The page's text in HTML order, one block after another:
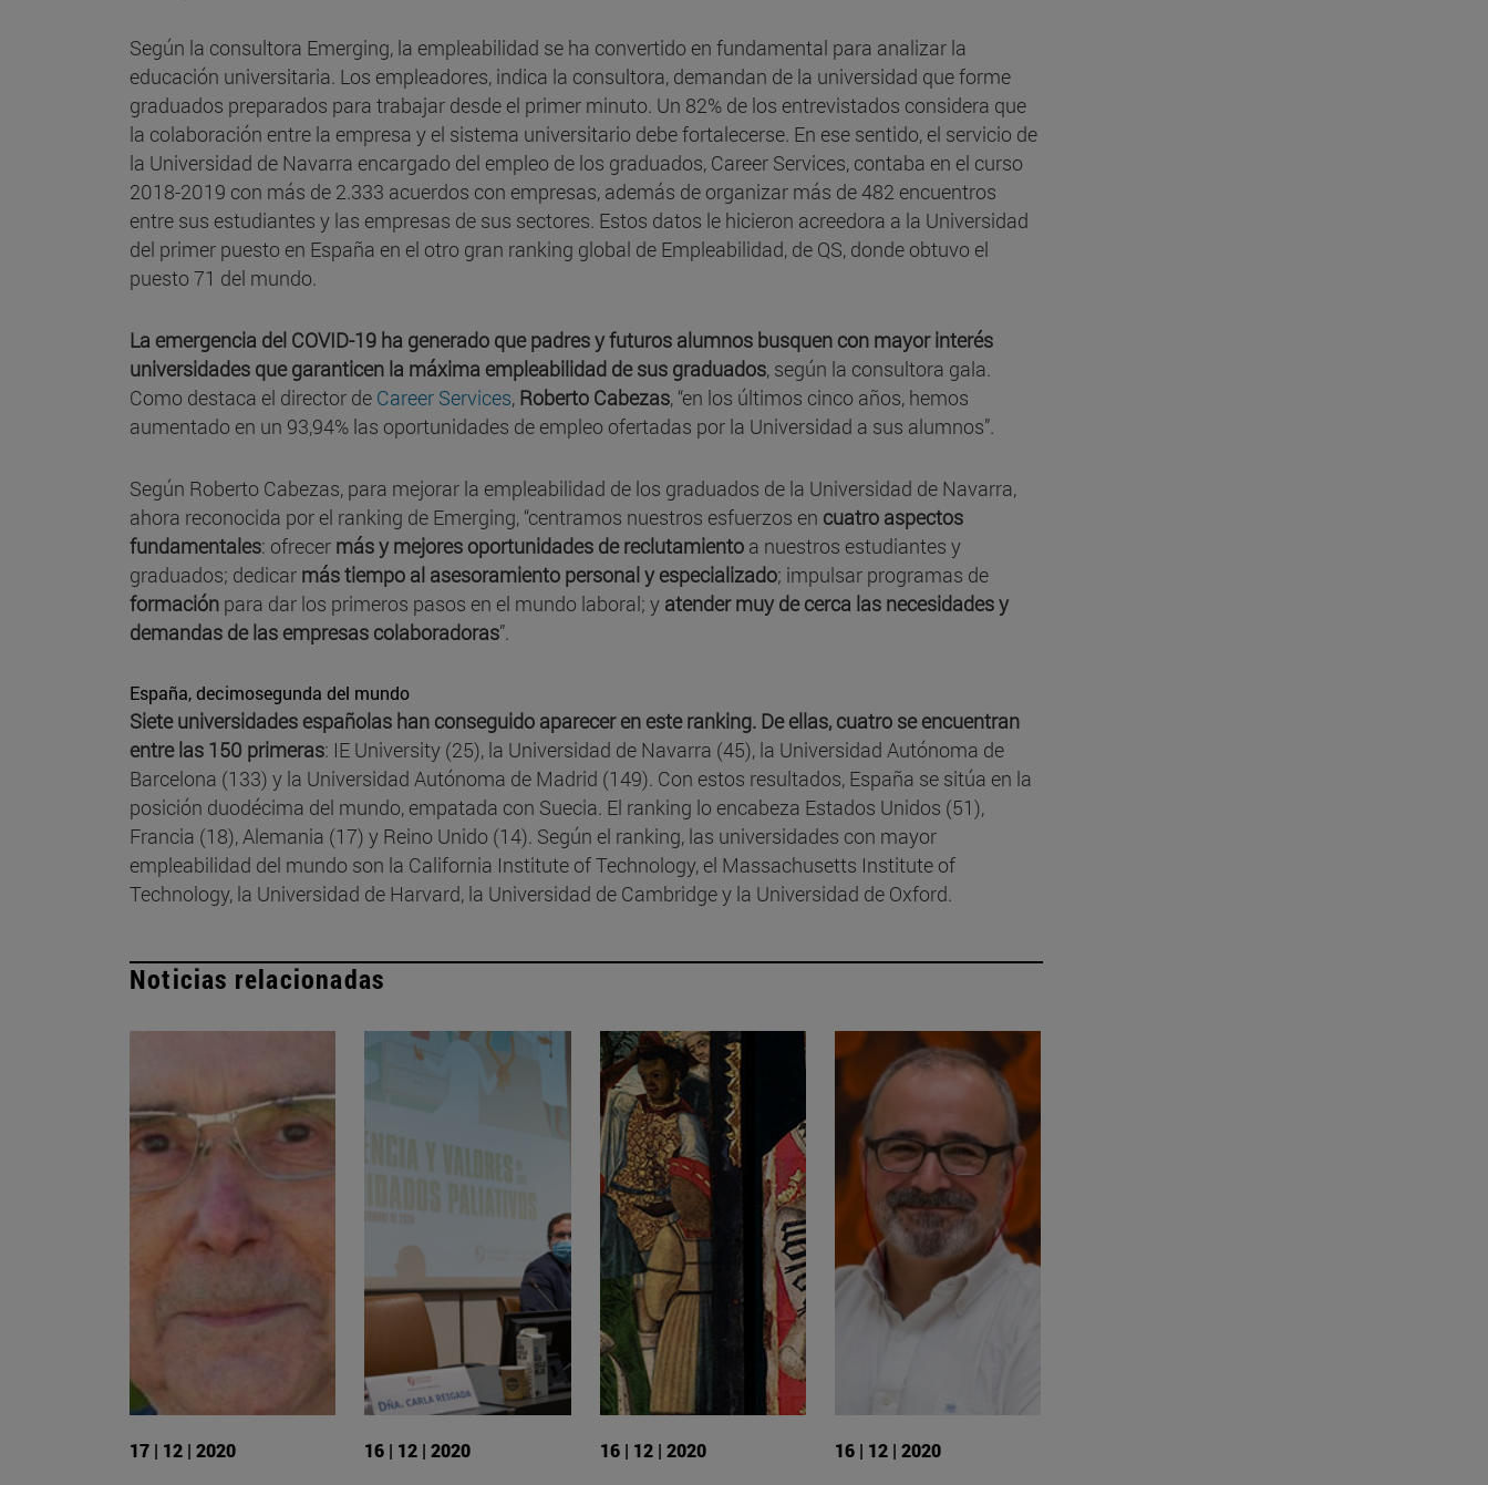
Según la consultora Emerging, la empleabilidad se ha convertido en fundamental para analizar la
educación universitaria. Los empleadores, indica la consultora, demandan de la universidad que forme
graduados preparados para trabajar desde el primer minuto. Un 82% de los entrevistados considera que
la colaboración entre la empresa y el sistema universitario debe fortalecerse. En ese sentido, el servicio de
la Universidad de Navarra encargado del empleo de los graduados, Career Services, contaba en el curso
2018-2019 con más de 2.333 acuerdos con empresas, además de organizar más de 482 encuentros
entre sus estudiantes y las empresas de sus sectores. Estos datos le hicieron acreedora a la Universidad
del primer puesto en España en el otro gran ranking global de Empleabilidad, de QS, donde obtuvo el
puesto 71 del mundo.
La emergencia del COVID-19 ha generado que padres y futuros alumnos busquen con mayor interés
universidades que garanticen la máxima empleabilidad de sus graduados, según la consultora gala.
Como destaca el director de Career Services, Roberto Cabezas, “en los últimos cinco años, hemos
aumentado en un 93,94% las oportunidades de empleo ofertadas por la Universidad a sus alumnos”.
Según Roberto Cabezas, para mejorar la empleabilidad de los graduados de la Universidad de Navarra,
ahora reconocida por el ranking de Emerging, “centramos nuestros esfuerzos en cuatro aspectos
fundamentales: ofrecer más y mejores oportunidades de reclutamiento a nuestros estudiantes y
graduados; dedicar más tiempo al asesoramiento personal y especializado; impulsar programas de
formación para dar los primeros pasos en el mundo laboral; y atender muy de cerca las necesidades y
demandas de las empresas colaboradoras”.
España, decimosegunda del mundo
Siete universidades españolas han conseguido aparecer en este ranking. De ellas, cuatro se encuentran
entre las 150 primeras: IE University (25), la Universidad de Navarra (45), la Universidad Autónoma de
Barcelona (133) y la Universidad Autónoma de Madrid (149). Con estos resultados, España se sitúa en la
posición duodécima del mundo, empatada con Suecia. El ranking lo encabeza Estados Unidos (51),
Francia (18), Alemania (17) y Reino Unido (14). Según el ranking, las universidades con mayor
empleabilidad del mundo son la California Institute of Technology, el Massachusetts Institute of
Technology, la Universidad de Harvard, la Universidad de Cambridge y la Universidad de Oxford.
Noticias relacionadas
17 | 12 | 2020 16 | 12 | 2020 16 | 12 | 2020 16 | 12 | 2020